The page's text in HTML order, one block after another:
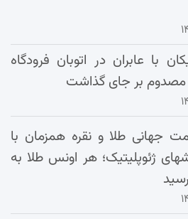
با عابران در اتوبان فرودگاه
جهانی طلا و نقره همزمان با
ژئوپلیتیک؛ هر اونس طلا به